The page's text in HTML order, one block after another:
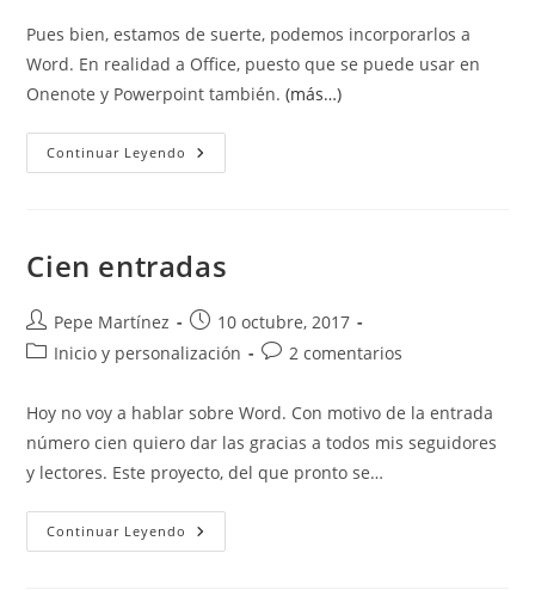
Pues bien, estamos de suerte, podemos incorporarlos a
Word. En realidad a Office, puesto que se puede usar en
Onenote y Powerpoint también.(más…)
Continuar Leyendo Añadir
Emoticonos
Cien entradas
Autor
de
Pepe Martínez
Publicación
de
10 octubre, 2017
Categoría
la
entrada:
Inicio y personalización
Comentarios
entrada:
2 comentarios
Hoy no voy a hablar sobre Word. Con motivo de la entrada
número cien quiero dar las gracias a todos mis seguidores
y lectores. Este proyecto, del que pronto se…
Continuar Leyendo Cien
Entradas